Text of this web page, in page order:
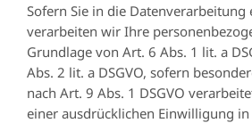
Sofern Sie in die
verarbeiten wir Ihre
Grundlage von Art. 6 Abs. 1 lit. a
Abs. 2 lit. a DSGVO, sofern
nach Art. 9 Abs. 1 DSGVO
einer ausdrücklichen Einwilligung